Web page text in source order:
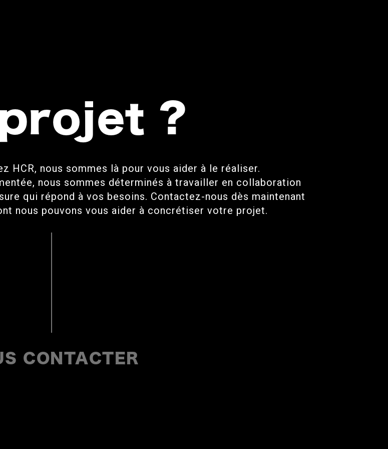
?
HCR, nous sommes là pour vous aider à le réaliser.
nous sommes déterminés à travailler en collaboration
qui répond à vos besoins. Contactez-nous dès maintenant
nous pouvons vous aider à concrétiser votre projet.
CONTACTER